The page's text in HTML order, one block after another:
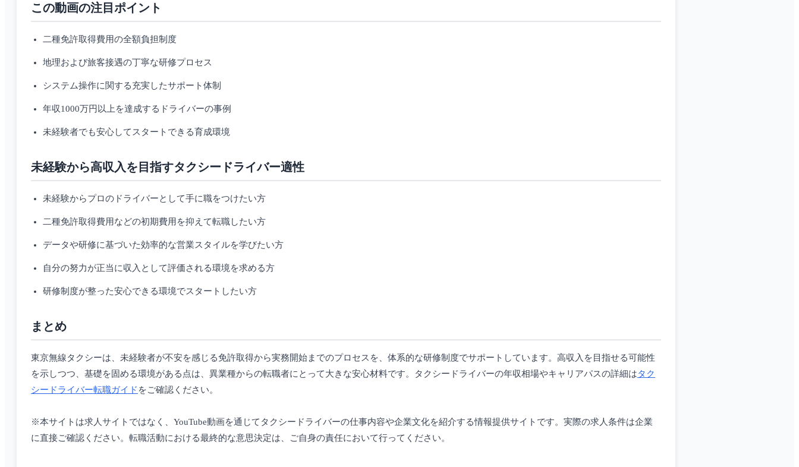
この動画の注目ポイント
二種免許取得費用の全額負担制度
地理および旅客接遇の丁寧な研修プロセス
システム操作に関する充実したサポート体制
年収1000万円以上を達成するドライバーの事例
未経験者でも安心してスタートできる育成環境
未経験から高収入を目指すタクシードライバー適性
未経験からプロのドライバーとして手に職をつけたい方
二種免許取得費用などの初期費用を抑えて転職したい方
データや研修に基づいた効率的な営業スタイルを学びたい方
自分の努力が正当に収入として評価される環境を求める方
研修制度が整った安心できる環境でスタートしたい方
まとめ
東京無線タクシーは、未経験者が不安を感じる免許取得から実務開始までのプロセスを、体系的な研修制度でサポートしています。高収入を目指せる可能性
を示しつつ、基礎を固める環境がある点は、異業種からの転職者にとって大きな安心材料です。タクシードライバーの年収相場やキャリアパスの詳細はタク
シードライバー転職ガイド をご確認ください。
※本サイトは求人サイトではなく、YouTube動画を通じてタクシードライバーの仕事内容や企業文化を紹介する情報提供サイトです。実際の求人条件は企業
に直接ご確認ください。転職活動における最終的な意思決定は、ご自身の責任において行ってください。